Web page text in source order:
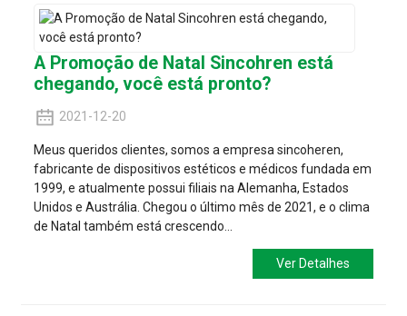
A Promoção de Natal Sincohren está
chegando, você está pronto?
2021-12-20
Meus queridos clientes, somos a empresa sincoheren,
fabricante de dispositivos estéticos e médicos fundada em
1999, e atualmente possui filiais na Alemanha, Estados
Unidos e Austrália. Chegou o último mês de 2021, e o clima
de Natal também está crescendo...
Ver Detalhes